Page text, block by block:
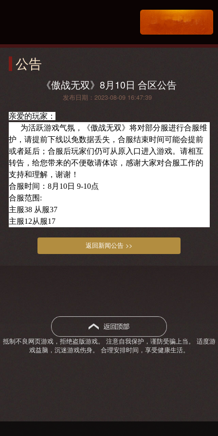
公告
《傲战无双》8月10日 合区公告​
发布日期：2023-08-09 16:47:39
亲爱的玩家：
为活跃游戏气氛，《傲战无双》将对部分服进行合服维
护，请提前下线以免数据丢失，合服结束时间可能会提前
或者延后；合服后玩家们仍可从原入口进入游戏。请相互
转告，给您带来的不便敬请体谅，感谢大家对合服工作的
支持和理解，谢谢！
合服时间：8月10日 9-10点
合服范围:
主服38 从服37
主服12从服17
返回新闻公告 >>
抵制不良网页游戏，拒绝盗版游戏。 注意自我保护，谨防受骗上当。 适度游
戏益脑，沉迷游戏伤身。 合理安排时间，享受健康生活。